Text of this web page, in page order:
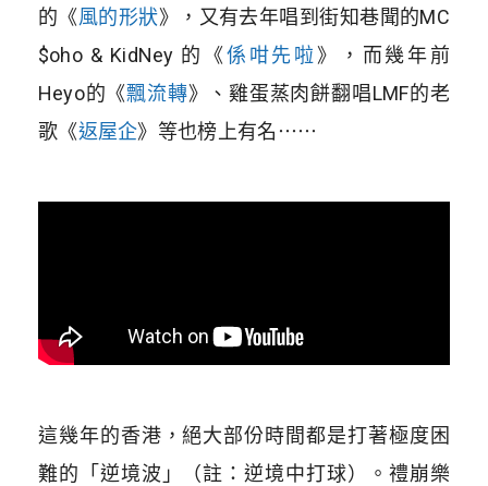
的 《風的形狀》
，又有去年唱到街知巷聞的MC
$oho & KidNey 的
《係咁先啦》
，而幾年前
Heyo的 《飄流轉》
、雞蛋蒸肉餅翻唱LMF的老
歌 《返屋企》 等也榜上有名⋯⋯
這幾年的香港，絕大部份時間都是打著極度困
難的「逆境波」（註：逆境中打球）。禮崩樂